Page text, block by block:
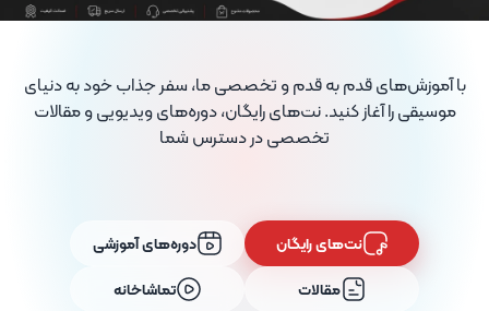
با آموزش‌های قدم به قدم و تخصصی ما، سفر جذاب خود به دنیای
موسیقی را آغاز کنید. نت‌های رایگان، دوره‌های ویدیویی و مقالات
تخصصی در دسترس شما
نت‌های رایگان
دوره‌های آموزشی
مقالات
تماشاخانه